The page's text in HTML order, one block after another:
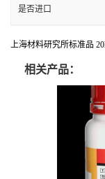
是否进口
上海材料研究所标准品
相关产品：